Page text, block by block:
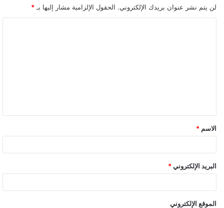
لن يتم نشر عنوان بريدك الإلكتروني. الحقول الإلزامية مشار إليها بـ *
ق
*
الاسم *
البريد الإلكتروني *
الموقع الإلكتروني